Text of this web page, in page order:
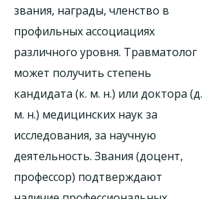
звания, награды, членство в
профильных ассоциациях
различного уровня. Травматолог
может получить степень
кандидата (к. м. н.) или доктора (д.
м. н.) медицинских наук за
исследования, за научную
деятельность. Звания (доцент,
профессор) подтверждают